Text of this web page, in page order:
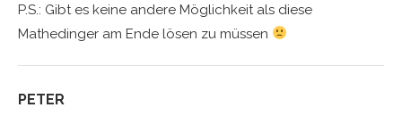
P.S.: Gibt es keine andere Möglichkeit als diese
Mathedinger am Ende lösen zu müssen
PETER